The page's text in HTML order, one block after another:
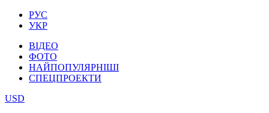
РУС
УКР
ВІДЕО
ФОТО
НАЙПОПУЛЯРНІШІ
СПЕЦПРОЕКТИ
USD